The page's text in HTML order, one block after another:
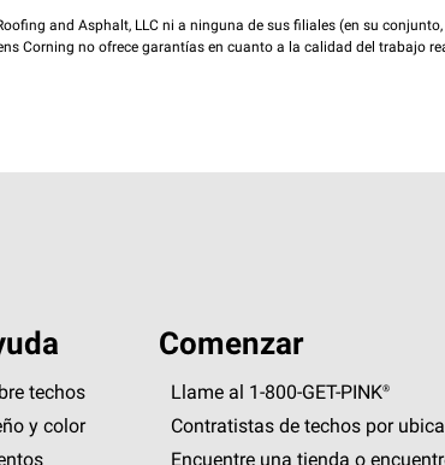
and Asphalt, LLC ni a ninguna de sus filiales (en su conjunto,
Corning no ofrece garantías en cuanto a la calidad del trabajo
techos
y color
Comenzar
Llame al 1-800-GET-PINK®
Contratistas de techos por
Encuentre una tienda o